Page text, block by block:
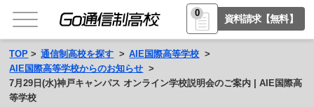
0
資料請求【無料】
TOP 通信制高校を探す
AIE国際高等学校
AIE国際高等学校からのお知らせ
7月29日(水)神戸キャンパス オンライン学校説明会のご案内 | AIE国際高
等学校